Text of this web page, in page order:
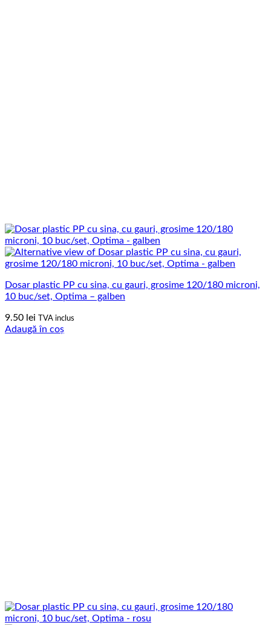
Dosar plastic PP cu sina, cu gauri, grosime 120/180 microni,
10 buc/set, Optima – galben
9.50 lei TVA inclus
Adaugă în coș